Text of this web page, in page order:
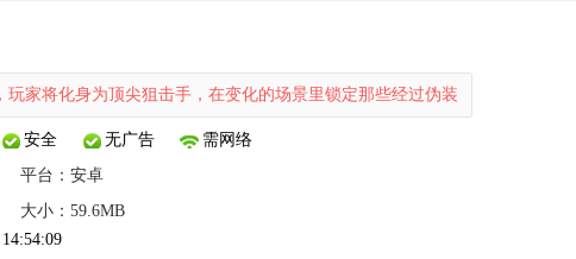
为顶尖狙击手，在变化的场景里锁定那些经过伪装的目标，并完成致命
安全 无广告
需网络
平台： 安卓
大小：59.6MB